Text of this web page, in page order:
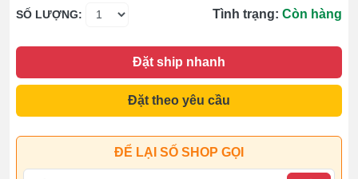
SỐ LƯỢNG: Tình trạng: Còn hàng
Đặt ship nhanh
Đặt theo yêu cầu
ĐỂ LẠI SỐ SHOP GỌI